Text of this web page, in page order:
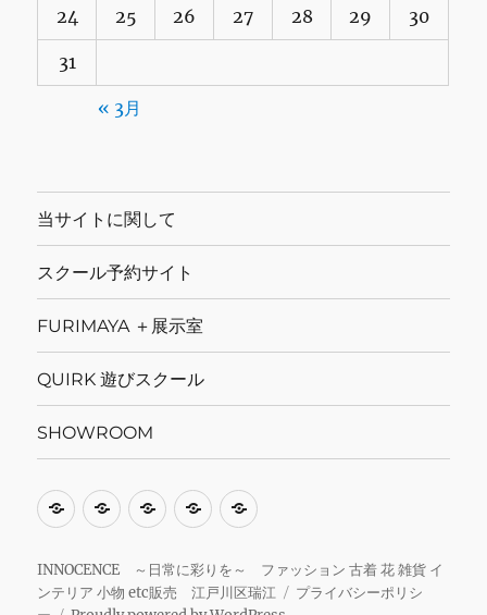
24 25 26 27 28 29 30
31
« 3月
当サイトに関して
スクール予約サイト
FURIMAYA ＋展示室
QUIRK 遊びスクール
SHOWROOM
当
イ
ト
ス
ー
ル
FURIMAYA
展
示
QUIRK
び
ス
SHOWROOM
INNOCENCE ～日常に彩りを～ ファッション 古着 花 雑貨 イ
ンテリア 小物 etc販売 江戸川区瑞江
プライバシーポリシ